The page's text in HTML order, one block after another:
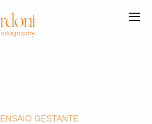
ENSAIO GESTANTE